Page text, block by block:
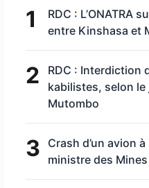
1
RDC : L’ONATRA
entre Kinshasa et
2
RDC : Interdiction
kabilistes, selon
Mutombo
3
Crash d’un avion
ministre des